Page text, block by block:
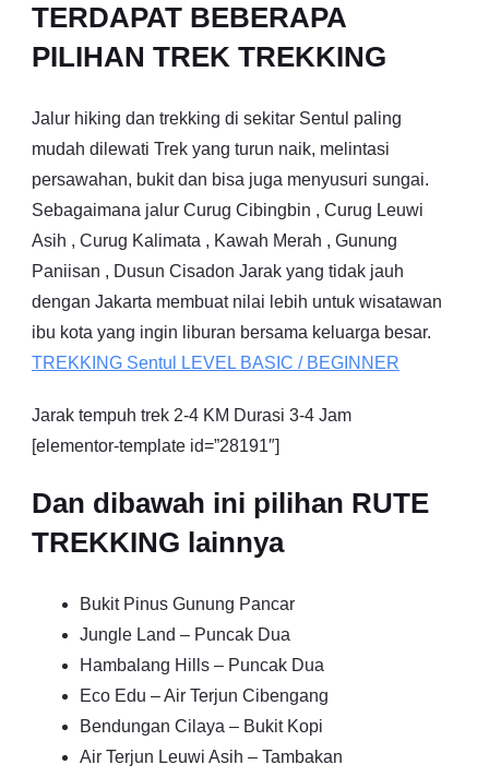
TERDAPAT BEBERAPA
PILIHAN TREK TREKKING
Jalur hiking dan trekking di sekitar Sentul paling
mudah dilewati Trek yang turun naik, melintasi
persawahan, bukit dan bisa juga menyusuri sungai.
Sebagaimana jalur Curug Cibingbin , Curug Leuwi
Asih , Curug Kalimata , Kawah Merah , Gunung
Paniisan , Dusun Cisadon Jarak yang tidak jauh
dengan Jakarta membuat nilai lebih untuk wisatawan
ibu kota yang ingin liburan bersama keluarga besar.
TREKKING Sentul LEVEL BASIC / BEGINNER
Jarak tempuh trek 2-4 KM Durasi 3-4 Jam
[elementor-template id=”28191″]
Dan dibawah ini pilihan RUTE
TREKKING lainnya
Bukit Pinus Gunung Pancar
Jungle Land – Puncak Dua
Hambalang Hills – Puncak Dua
Eco Edu – Air Terjun Cibengang
Bendungan Cilaya – Bukit Kopi
Air Terjun Leuwi Asih – Tambakan